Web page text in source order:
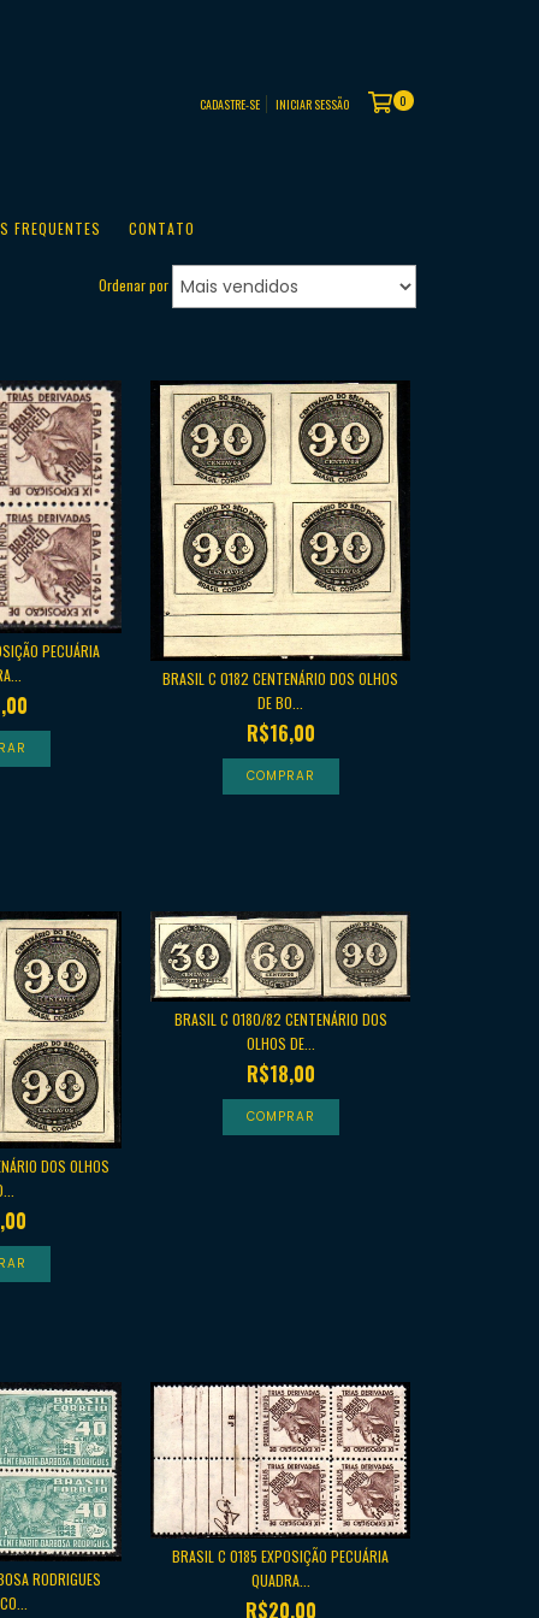
CADASTRE-SE INICIAR SESSÃO 0
FREQUENTES CONTATO
Ordenar por
PECUÁRIA
BRASIL C 0182 CENTENÁRIO DOS OLHOS
DE BO...
R$16,00
DOS OLHOS
BRASIL C 0180/82 CENTENÁRIO DOS
OLHOS DE...
R$18,00
RODRIGUES
BRASIL C 0185 EXPOSIÇÃO PECUÁRIA
QUADRA...
R$20,00